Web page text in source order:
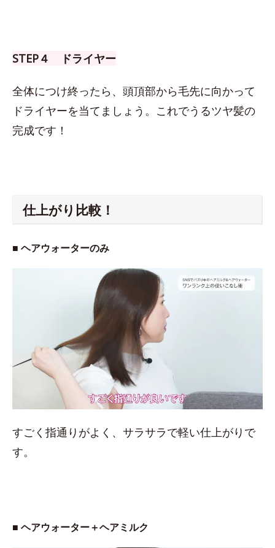
STEP４ ドライヤー
全体につけ終ったら、頭頂部から毛先に向かって
ドライヤーを当てましょう。これでうるツヤ髪の
完成です！
仕上がり比較！
■ ヘアウォーターのみ
すごく指通りがよく、サラサラで軽い仕上がりで
す。
■ ヘアウォーター＋ヘアミルク